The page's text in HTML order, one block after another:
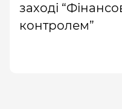
заході
контролем”